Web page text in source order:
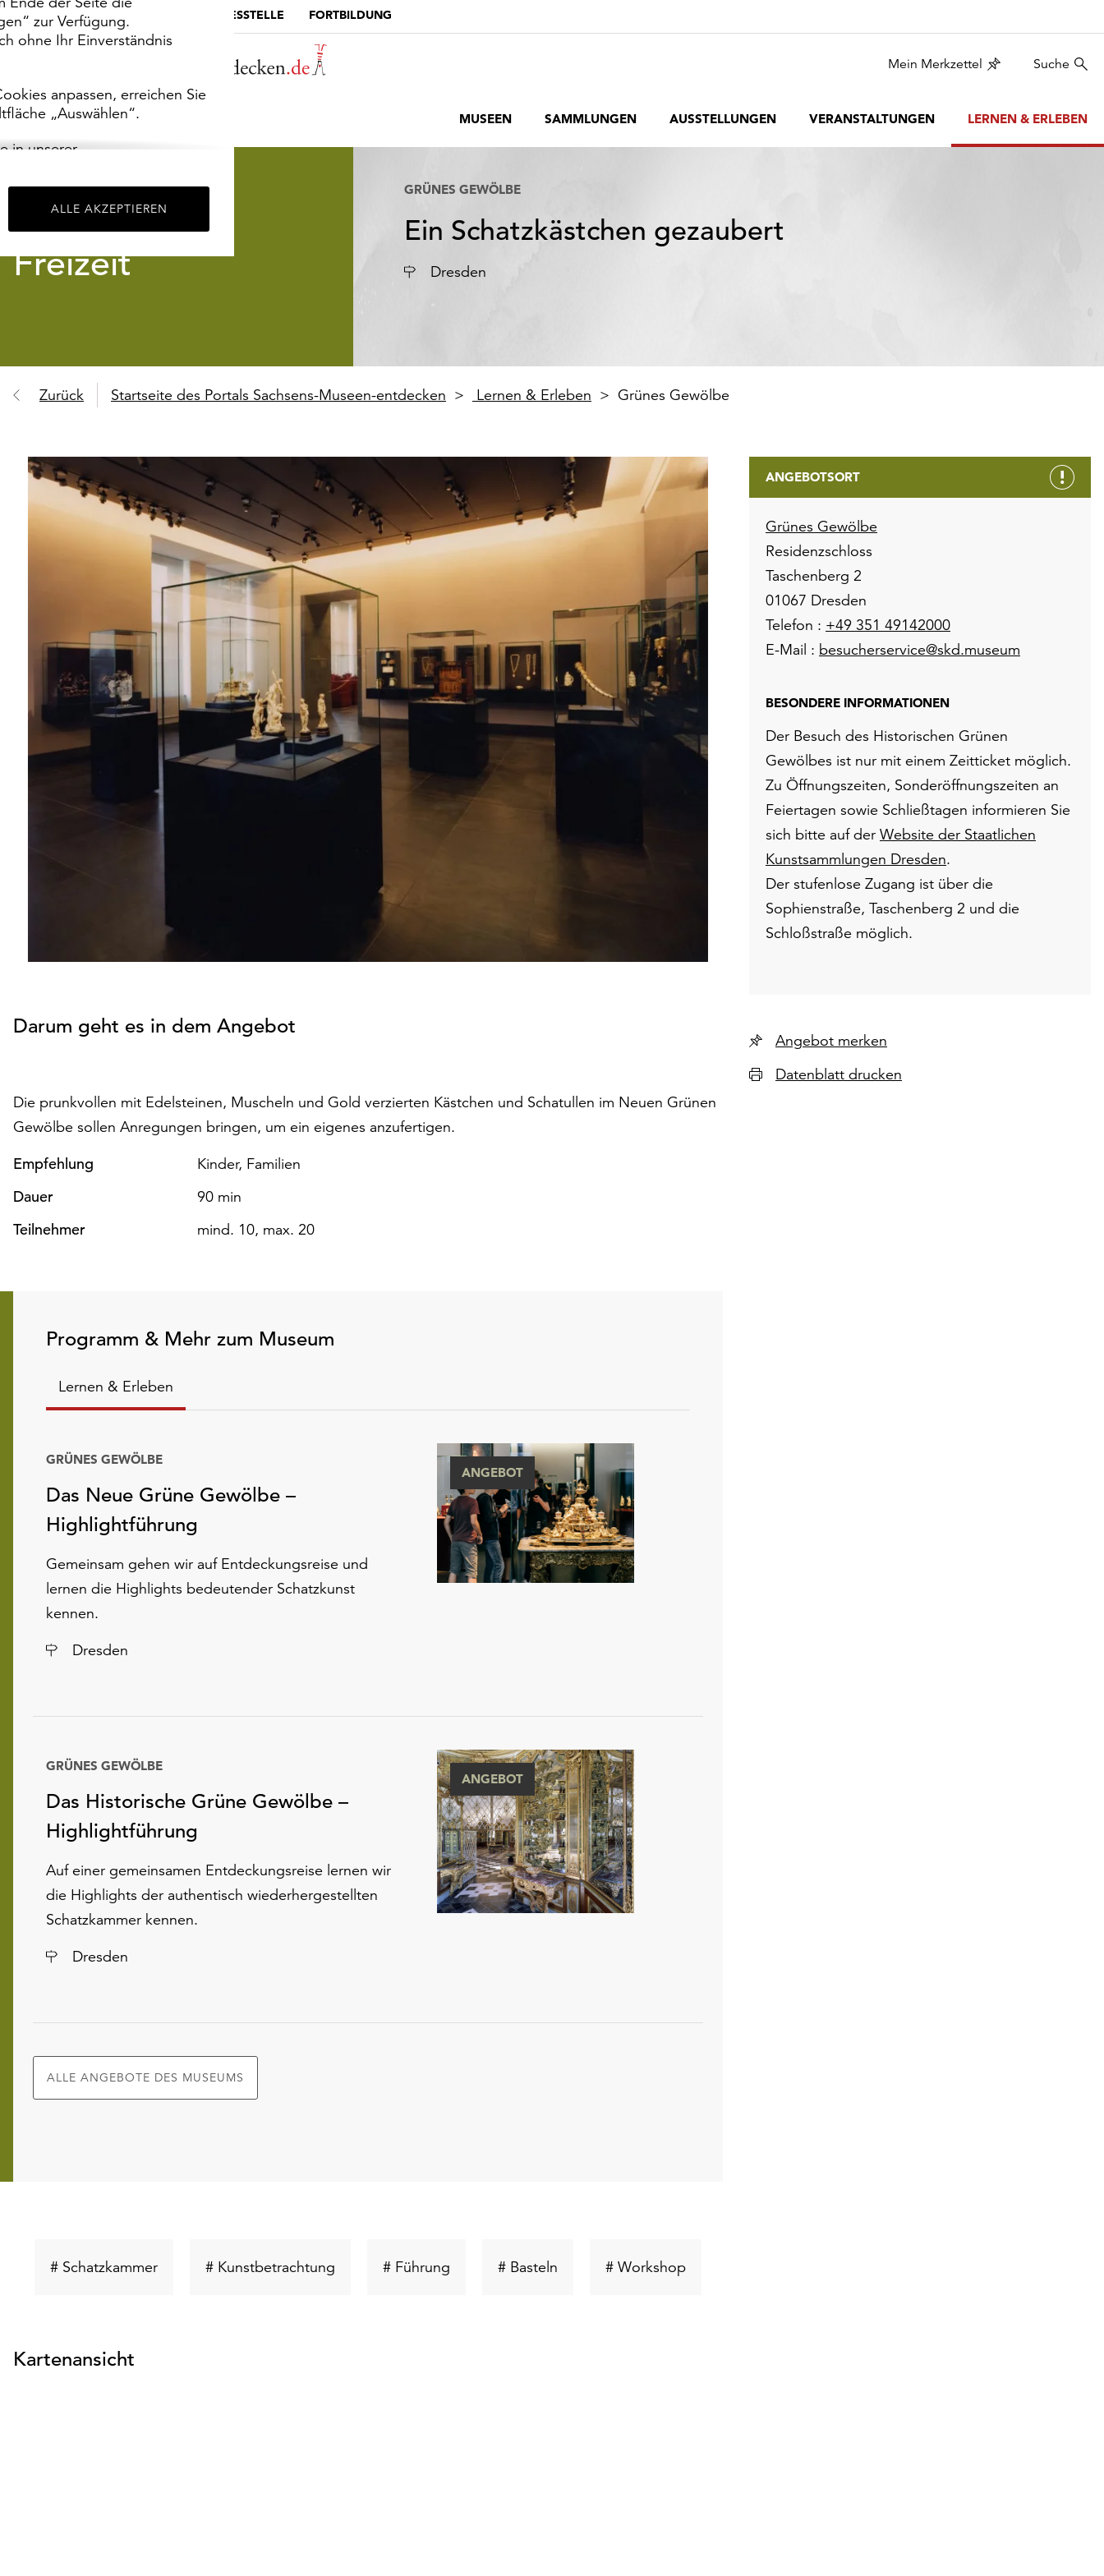
zur Verfügung.
ohne Ihr Einverständnis
anpassen, erreichen Sie
„Auswählen“.
in unserer
ALLE AKZEPTIEREN
MUSEUMSPORTAL DIE LANDESSTELLE FORTBILDUNG
Mein Merkzettel Suche
MUSEEN SAMMLUNGEN AUSSTELLUNGEN VERANSTALTUNGEN LERNEN & ERLEBEN
Freizeit
GRÜNES GEWÖLBE
Ein Schatzkästchen gezaubert
Ort Dresden
Zurück Startseite des Portals Sachsens-Museen-entdecken Lernen & Erleben Grünes Gewölbe
Darum geht es in dem Angebot
Die prunkvollen mit Edelsteinen, Muscheln und Gold verzierten Kästchen und Schatullen im Neuen Grünen
Gewölbe sollen Anregungen bringen, um ein eigenes anzufertigen.
Empfehlung
Kinder, Familien
Dauer
90 min
Teilnehmer
mind. 10, max. 20
Programm & Mehr zum Museum
Lernen & Erleben
Das Neue Grüne Gewölbe –
Highlightführung
GRÜNES GEWÖLBE
Gemeinsam gehen wir auf Entdeckungsreise und
lernen die Highlights bedeutender Schatzkunst
kennen.
Ort
Dresden
ANGEBOT
Das Historische Grüne Gewölbe –
Highlightführung
GRÜNES GEWÖLBE
Auf einer gemeinsamen Entdeckungsreise lernen wir
die Highlights der authentisch wiederhergestellten
Schatzkammer kennen.
Ort
Dresden
ANGEBOT
ALLE ANGEBOTE DES MUSEUMS
# SchatzkammerSchlüsselwort# Kunstbetrachtung Schlüsselwort
# Führung Schlüsselwort
# Basteln Schlüsselwort# WorkshopSchlüsselwort
Kartenansicht
ANGEBOTSORT
Grünes Gewölbe
Residenzschloss
Taschenberg 2
01067 Dresden
Telefon : +49 351 49142000
E-Mail : besucherservice@skd.museum
BESONDERE INFORMATIONEN
Der Besuch des Historischen Grünen
Gewölbes ist nur mit einem Zeitticket möglich.
Zu Öffnungszeiten, Sonderöffnungszeiten an
Feiertagen sowie Schließtagen informieren Sie
sich bitte auf der Website der Staatlichen
Kunstsammlungen Dresden.
Der stufenlose Zugang ist über die
Sophienstraße, Taschenberg 2 und die
Schloßstraße möglich.
Angebot merken
Datenblatt drucken